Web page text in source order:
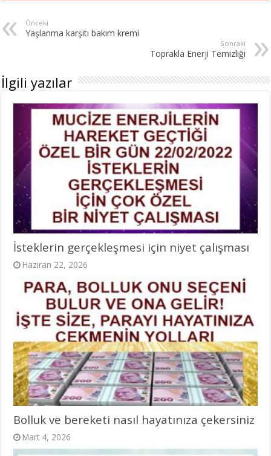
Önceki
Yaşlanma karşıtı bakım kremi
Sonraki
Toprakla Enerji Temizliği
İlgili yazılar
İsteklerin gerçekleşmesi için niyet çalışması
Haziran 22, 2026
Bolluk ve bereketi nasıl hayatınıza çekersiniz
Mart 4, 2026